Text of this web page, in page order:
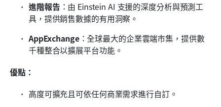
進階報告 ：由 Einstein AI 支援的深度分析與預測工
具，提供銷售數據的有用洞察。
AppExchange：全球最大的企業雲端市集，提供數
千種整合以擴展平台功能。
優點：
高度可擴充且可依任何商業需求進行自訂。